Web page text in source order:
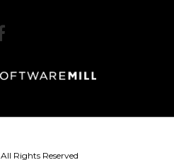
Rights Reserved